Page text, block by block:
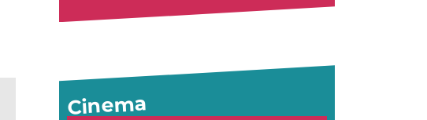
Cinema